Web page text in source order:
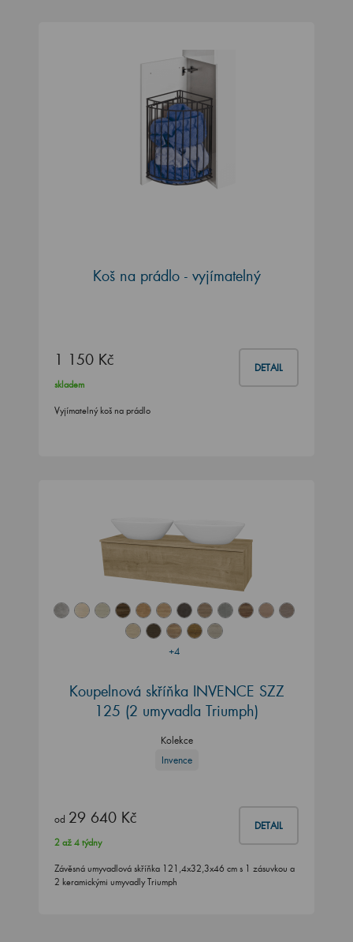
Koš na prádlo - vyjímatelný
1 150 Kč DETAIL
skladem
Vyjímatelný koš na prádlo
+4
Koupelnová skříňka INVENCE SZZ
125 (2 umyvadla Triumph)
Kolekce
Invence
od 29 640 Kč DETAIL
2 až 4 týdny
Závěsná umyvadlová skříňka 121,4x32,3x46 cm s 1 zásuvkou a
2 keramickými umyvadly Triumph